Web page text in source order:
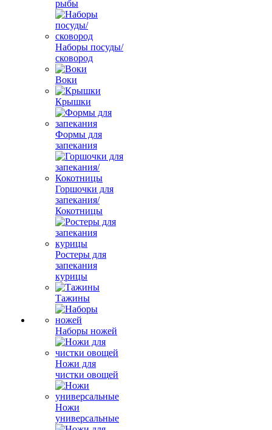
рыбы
Наборы посуды/
сковород
Воки
Крышки
Формы для
запекания
Горшочки для
запекания/
Кокотницы
Ростеры для
запекания
курицы
Тажины
Наборы ножей
Ножи для
чистки овощей
Ножи
универсальные